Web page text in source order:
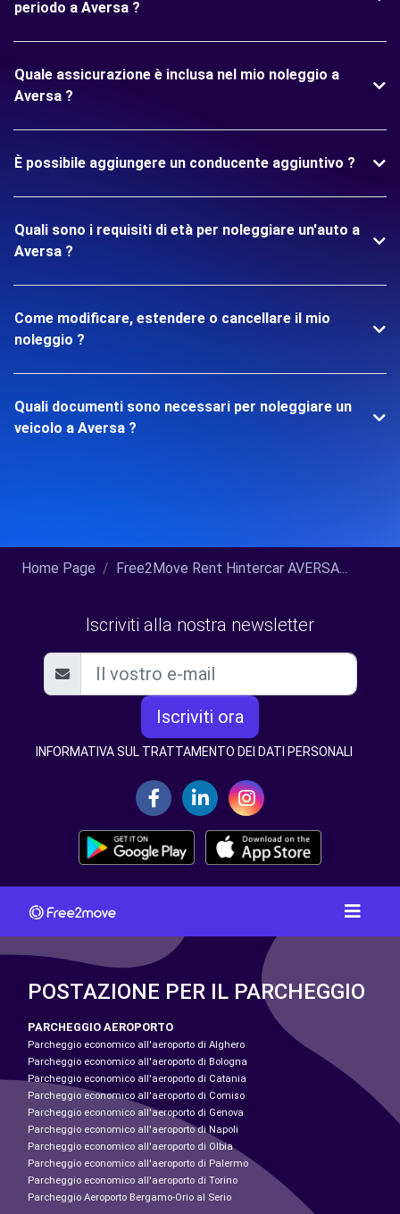
periodo a Aversa ?
Quale assicurazione è inclusa nel mio noleggio a
Aversa ?
È possibile aggiungere un conducente aggiuntivo ?
Quali sono i requisiti di età per noleggiare un'auto a
Aversa ?
Come modificare, estendere o cancellare il mio
noleggio ?
Quali documenti sono necessari per noleggiare un
veicolo a Aversa ?
Home Page Free2Move Rent Hintercar AVERSA...
Iscriviti alla nostra newsletter
Iscriviti ora
INFORMATIVA SUL TRATTAMENTO DEI DATI PERSONALI
POSTAZIONE PER IL PARCHEGGIO
PARCHEGGIO AEROPORTO
Parcheggio economico all'aeroporto di Alghero
Parcheggio economico all'aeroporto di Bologna
Parcheggio economico all'aeroporto di Catania
Parcheggio economico all'aeroporto di Comiso
Parcheggio economico all'aeroporto di Genova
Parcheggio economico all'aeroporto di Napoli
Parcheggio economico all'aeroporto di Olbia
Parcheggio economico all'aeroporto di Palermo
Parcheggio economico all'aeroporto di Torino
Parcheggio Aeroporto Bergamo-Orio al Serio